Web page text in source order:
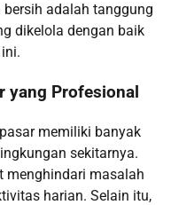
adalah tanggung
dikelola dengan baik
yang Profesional
memiliki banyak
sekitarnya.
menghindari masalah
harian. Selain itu,